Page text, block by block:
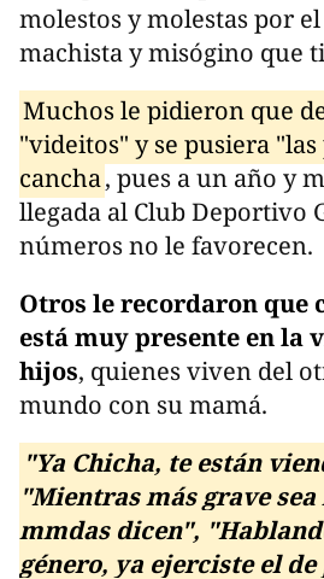
molestos y molestas por
machista y misógino que
Muchos le pidieron que
"videitos" y se pusiera
cancha, pues a un año y
llegada al Club Deportivo
números no le favorecen.
Otros le recordaron que
está muy presente en la
hijos, quienes viven del
mundo con su mamá.
"Ya Chicha, te están
"Mientras más grave
mmdas dicen",
género, ya ejerciste el de